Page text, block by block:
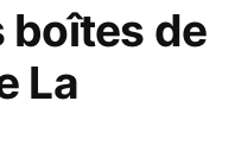
boîtes de
La